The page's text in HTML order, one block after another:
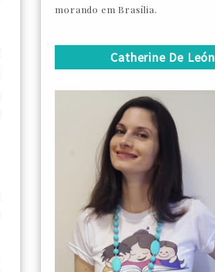
morando em Brasília.
Catherine De León